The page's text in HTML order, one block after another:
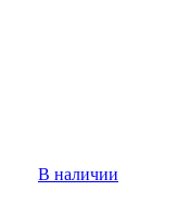
В наличии